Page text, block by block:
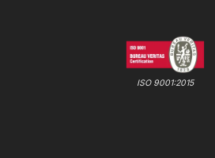
ISO 9001:2015